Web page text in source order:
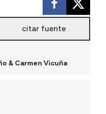
citar fuente
& Carmen Vicuña